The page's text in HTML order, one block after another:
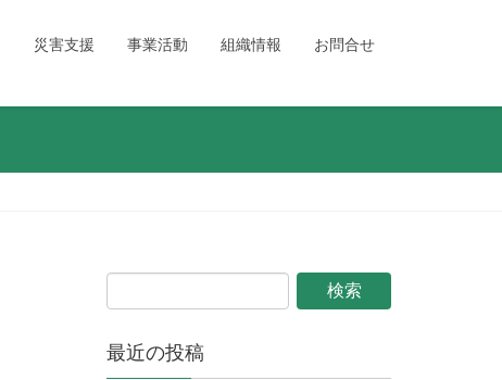
災害支援 事業活動 組織情報 お問合せ
最近の投稿